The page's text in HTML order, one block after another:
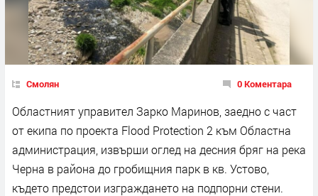
Смолян 0 Коментара
Областният управител Зарко Маринов, заедно с част
от екипа по проекта Flood Protection 2 към Областна
администрация, извърши оглед на десния бряг на река
Черна в района до гробищния парк в кв. Устово,
където предстои изграждането на подпорни стени.